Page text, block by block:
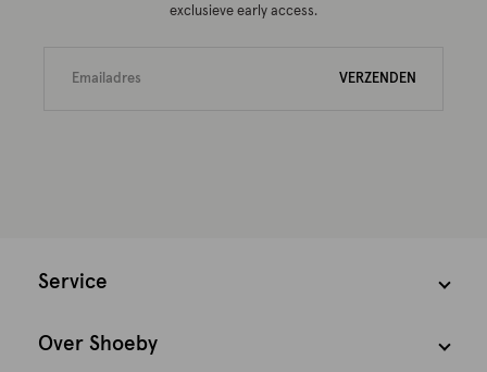
exclusieve early access.
VERZENDEN
Service
Over Shoeby